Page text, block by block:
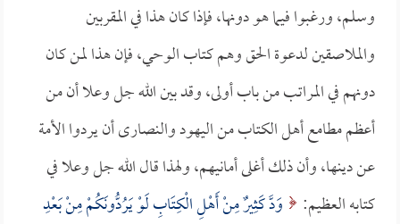
وسلم، ورغبوا فيما هو دونها، فإذا كان هذا في المقربين
والملاصقين لدعوة الحق وهم كتاب الوحي، فإن هذا لمن كان
دونهم في المراتب من باب أولى، وقد بين الله جل وعلا أن من
أعظم مطامع أهل الكتاب من اليهود والنصارى أن يردوا الأمة
عن دينها، وأن ذلك أغلى أمانيهم، ولهذا قال الله جل وعلا في
كتابه العظيم:
وَدَّ كَثِيرٌ مِنْ أَهْلِ الْكِتَابِ لَوْ يَرُدُّونَكُمْ مِنْ بَعْدِ